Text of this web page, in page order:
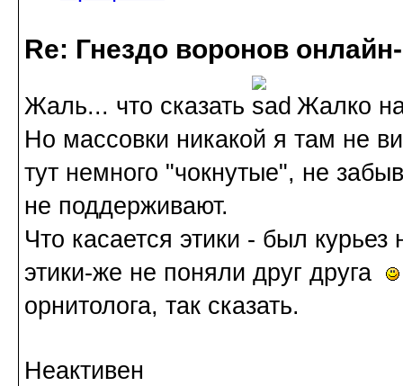
Re: Гнездо воронов
Жаль... что сказать
Жалко
Но массовки никакой я там не
тут немного "чокнутые", не
не поддерживают.
Что касается этики - был
этики-же не поняли друг друга
орнитолога, так сказать.
Неактивен